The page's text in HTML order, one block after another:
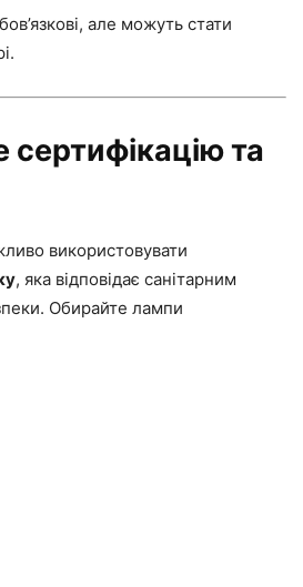
але можуть стати
сертифікацію та
використовувати
, яка відповідає санітарним
Обирайте лампи